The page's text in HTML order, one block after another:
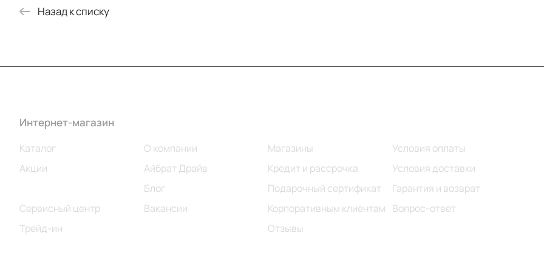
Назад к списку
Интернет-магазин
Каталог
Акции
Сервисный центр
Трейд-ин
О компании
Айбрат Драйв
Блог
Вакансии
Магазины
Кредит и рассрочка
Подарочный сертификат
Корпоративным клиентам
Отзывы
Условия оплаты
Условия доставки
Гарантия и возврат
Вопрос-ответ